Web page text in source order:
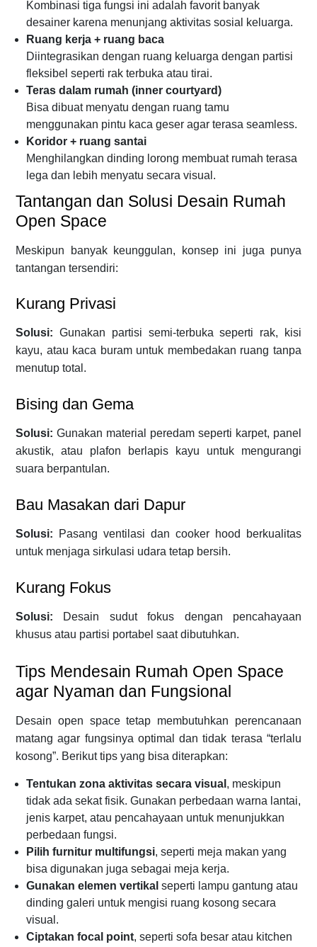
Kombinasi tiga fungsi ini adalah favorit banyak
desainer karena menunjang aktivitas sosial keluarga.
Ruang kerja + ruang baca
Diintegrasikan dengan ruang keluarga dengan partisi
fleksibel seperti rak terbuka atau tirai.
Teras dalam rumah (inner courtyard)
Bisa dibuat menyatu dengan ruang tamu
menggunakan pintu kaca geser agar terasa seamless.
Koridor + ruang santai
Menghilangkan dinding lorong membuat rumah terasa
lega dan lebih menyatu secara visual.
Tantangan dan Solusi Desain Rumah
Open Space
Meskipun banyak keunggulan, konsep ini juga punya
tantangan tersendiri:
Kurang Privasi
Solusi: Gunakan partisi semi-terbuka seperti rak, kisi
kayu, atau kaca buram untuk membedakan ruang tanpa
menutup total.
Bising dan Gema
Solusi: Gunakan material peredam seperti karpet, panel
akustik, atau plafon berlapis kayu untuk mengurangi
suara berpantulan.
Bau Masakan dari Dapur
Solusi: Pasang ventilasi dan cooker hood berkualitas
untuk menjaga sirkulasi udara tetap bersih.
Kurang Fokus
Solusi: Desain sudut fokus dengan pencahayaan
khusus atau partisi portabel saat dibutuhkan.
Tips Mendesain Rumah Open Space
agar Nyaman dan Fungsional
Desain open space tetap membutuhkan perencanaan
matang agar fungsinya optimal dan tidak terasa “terlalu
kosong”. Berikut tips yang bisa diterapkan:
Tentukan zona aktivitas secara visual , meskipun
tidak ada sekat fisik. Gunakan perbedaan warna lantai,
jenis karpet, atau pencahayaan untuk menunjukkan
perbedaan fungsi.
Pilih furnitur multifungsi, seperti meja makan yang
bisa digunakan juga sebagai meja kerja.
Gunakan elemen vertikal seperti lampu gantung atau
dinding galeri untuk mengisi ruang kosong secara
visual.
Ciptakan focal point, seperti sofa besar atau kitchen